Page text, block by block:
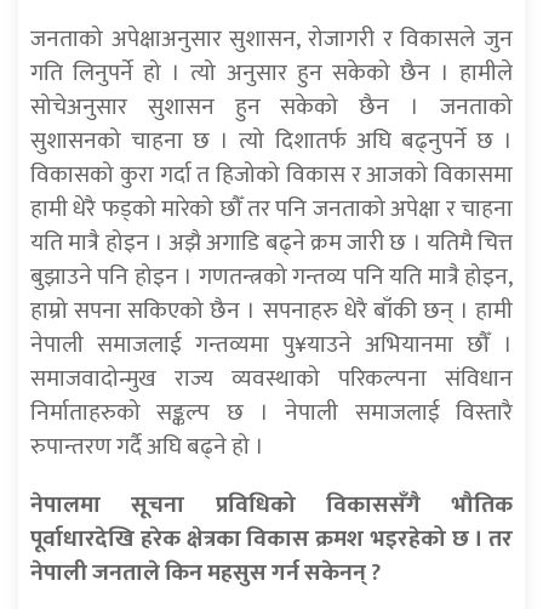
जनताको अपेक्षाअनुसार सुशासन, रोजागरी र विकासले जुन
गति लिनुपर्ने हो । त्यो अनुसार हुन सकेको छैन । हामीले
सोचेअनुसार सुशासन हुन सकेको छैन । जनताको
सुशासनको चाहना छ । त्यो दिशातर्फ अघि बढ्नुपर्ने छ ।
विकासको कुरा गर्दा त हिजोको विकास र आजको विकासमा
हामी धेरै फड्को मारेको छौँ तर पनि जनताको अपेक्षा र चाहना
यति मात्रै होइन । अझै अगाडि बढ्ने क्रम जारी छ । यतिमै चित्त
बुझाउने पनि होइन । गणतन्त्रको गन्तव्य पनि यति मात्रै होइन,
हाम्रो सपना सकिएको छैन । सपनाहरु धेरै बाँकी छन् । हामी
नेपाली समाजलाई गन्तव्यमा पु¥याउने अभियानमा छौँ ।
समाजवादोन्मुख राज्य व्यवस्थाको परिकल्पना संविधान
निर्माताहरुको सङ्कल्प छ । नेपाली समाजलाई विस्तारै
रुपान्तरण गर्दै अघि बढ्ने हो ।
नेपालमा सूचना प्रविधिको विकाससँगै भौतिक
पूर्वाधारदेखि हरेक क्षेत्रका विकास क्रमश भइरहेको छ । तर
नेपाली जनताले किन महसुस गर्न सकेनन् ?